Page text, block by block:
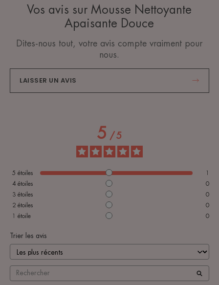
Vos avis sur Mousse Nettoyante
Apaisante Douce
Dites-nous tout, votre avis compte vraiment pour
nous.
LAISSER UN AVIS
5/5
5 étoiles
1
4 étoiles
0
3 étoiles
0
2 étoiles
0
1 étoile 0
Trier les avis